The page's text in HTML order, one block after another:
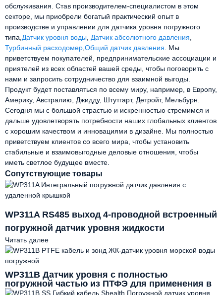
обслуживания. Став производителем-специалистом в этом
секторе, мы приобрели богатый практический опыт в
производстве и управлении для датчика уровня погружного
типа, Датчик уровня воды Датчик абсолютного давления
Турбинный расходомер Общий датчик давления . Мы
приветствуем покупателей, предпринимательские ассоциации и
приятелей из всех областей вашей среды, чтобы поговорить с
нами и запросить сотрудничество для взаимной выгоды.
Продукт будет поставляться по всему миру, например, в Европу,
Америку, Австралию, Джидду, Штутгарт, Детройт, Мельбурн.
Сегодня мы с большой страстью и искренностью стремимся и
дальше удовлетворять потребности наших глобальных клиентов
с хорошим качеством и инновациями в дизайне. Мы полностью
приветствуем клиентов со всего мира, чтобы установить
стабильные и взаимовыгодные деловые отношения, чтобы
иметь светлое будущее вместе.
Сопутствующие товары
WP311A RS485 выход 4-проводной встроенный
погружной датчик уровня жидкости
Читать далее
WP311B Датчик уровня с полностью
погружной частью из ПТФЭ для применения в
морской воде